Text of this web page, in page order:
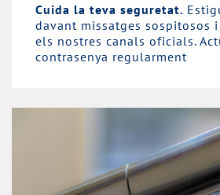
Cuida la teva seguretat.
davant missatges sospitosos
els nostres canals oficials.
contrasenya regularment